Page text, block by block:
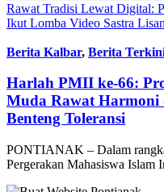
Rawat Tradisi Lewat Digital:
Ikut Lomba Video Sastra Lisan
Berita Kalbar, Berita
Harlah PMII ke-66:
Muda Rawat
Benteng Toleransi
PONTIANAK – Dalam
Pergerakan Mahasiswa